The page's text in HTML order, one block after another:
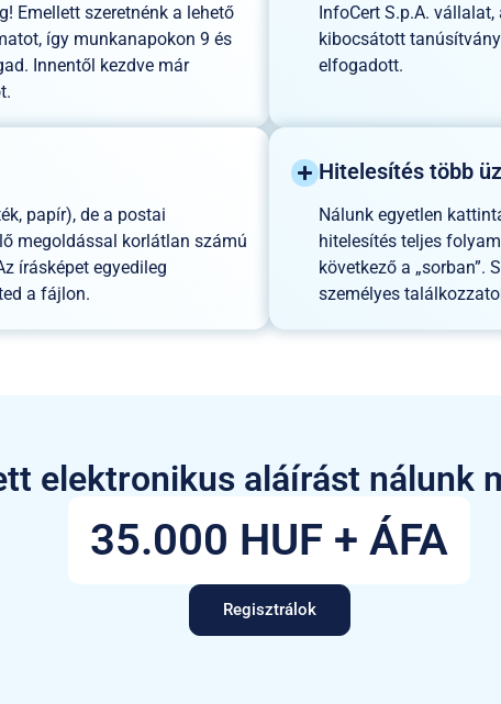
Emellett szeretnénk a lehető
így munkanapokon 9 és
Innentől kezdve már
InfoCert S.p.A.
kibocsátott tanúsítvány
elfogadott.
papír), de a postai
megoldással korlátlan számú
írásképet egyedileg
a fájlon.
Hitelesítés több
Nálunk egyetlen
hitelesítés teljes
következő a „sorban”.
személyes
elektronikus aláírást nálunk
35.000 HUF + ÁFA
Regisztrálok